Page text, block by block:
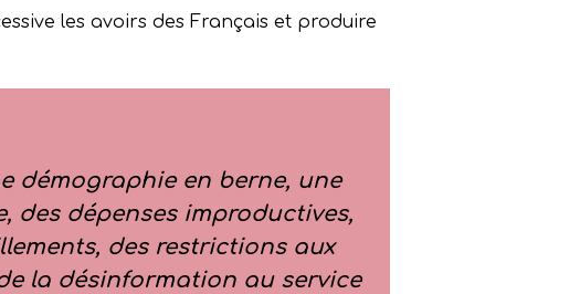
les avoirs des Français et produire
démographie en berne, une
des dépenses improductives,
des restrictions aux
la désinformation au service